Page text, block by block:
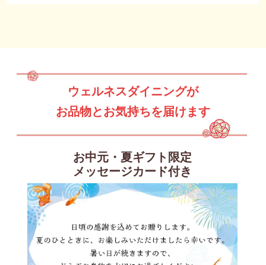
ウェルネスダイニングが
お品物とお気持ちを届けます
お中元・夏ギフト限定
メッセージカード付き